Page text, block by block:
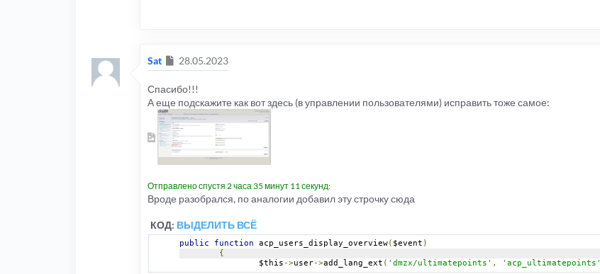
Sat Сообщение
28.05.2023
Спасибо!!!
А еще подскажите как вот здесь (в управлении пользователями) исправить тоже самое:
Отправлено спустя 2 часа 35 минут 11 секунд:
Вроде разобрался, по аналогии добавил эту строчку сюда
КОД: ВЫДЕЛИТЬ ВСЁ
public function acp_users_display_overview( $event )
{
		$this
->user->add_lang_ext ( 'dmzx/ultimatepoints' , 'acp_ultimatepoints'